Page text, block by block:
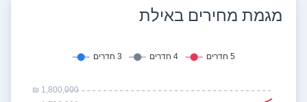
מגמת מחירים באילת